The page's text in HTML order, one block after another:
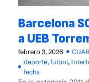
Barcelona
a UEB
febrero 3, 2026
deporte,futbol,
fecha